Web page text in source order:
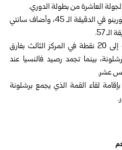
العاشرة من بطولة الدوري.
سجل أهداف الضيوف جيرارد مورينو في الدقيقة الـ 45، وأضاف سانتي
57.
وبهذا الفوز رفع فياريال رصيده إلى 20 نقطة في المركز الثالث بفارق
بينما تجمد رصيد فالنسيا عند
عشر.
لقاء القمة الذي يجمع برشلونة